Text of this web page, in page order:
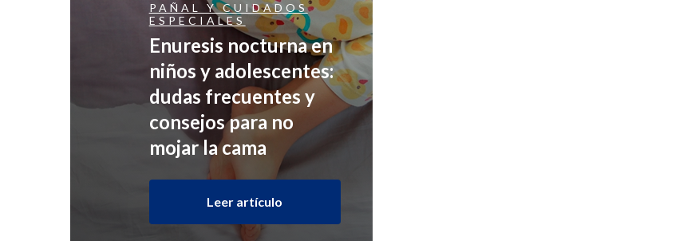
PAÑAL Y CUIDADOS
ESPECIALES
Enuresis nocturna en
niños y adolescentes:
dudas frecuentes y
consejos para no
mojar la cama
Leer artículo